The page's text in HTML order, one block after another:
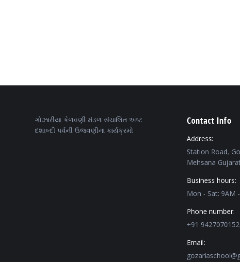
ગોઝારીયા કેળવણી મંડળ સંચાલિત અષ્ટ
દશાબ્દી પર્વની ઉજવણીના કાર્યક્રમો
Contact Info
Address:
Station Road,
Mehsana
Business hours:
Mon - Sat: 9AM
Phone number:
+91
Email: